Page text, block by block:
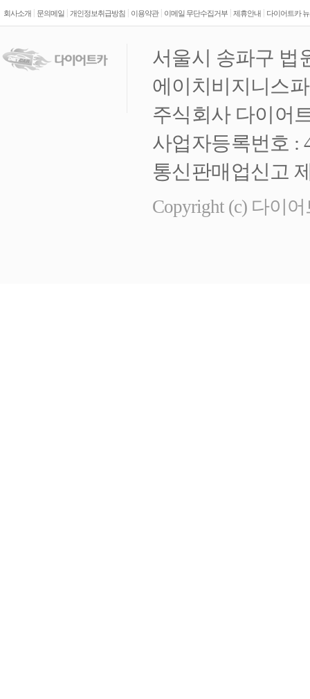
회사소개 문의메일 개인정보취급방침 이용약관| 이메일 무단수집거부 제휴안내 다이어트카
서울시 송파구 법
에이치비지니스
주식회사 다이어
사업자등록번호 :
통신판매업신고
Copyright (c) 다이